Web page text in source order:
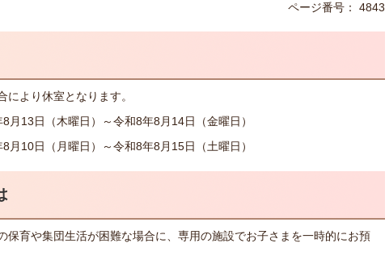
ページ番号：
4843
より休室となります。
13日（木曜日）～令和8年8月14日（金曜日）
10日（月曜日）～令和8年8月15日（土曜日）
保育や集団生活が困難な場合に、専用の施設でお子さまを一時的にお預